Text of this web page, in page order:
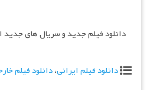
دانلود فیلم جدید و سریال های جدید
دانلود فیلم ایرانی،دانلود فیلم